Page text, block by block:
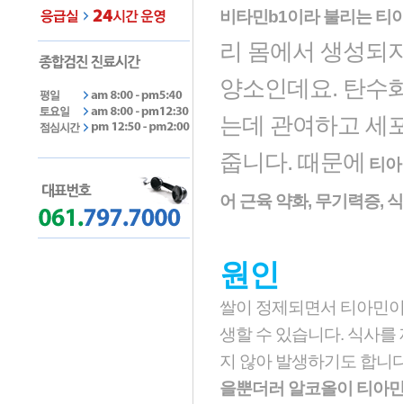
비타민b1이라 불리는 티
리 몸에서 생성되
양소인데요. 탄수
는데 관여하고 세
줍니다. 때문에 티
어 근육 약화, 무기력증,
원인
쌀이 정제되면서 티아민
생할 수 있습니다. 식사
지 않아 발생하기도 합니
을뿐더러 알코올이 티아